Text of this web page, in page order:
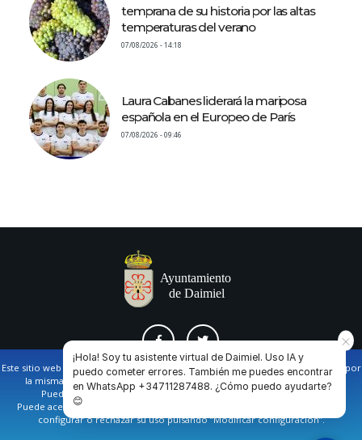
temprana de su historia por las altas
temperaturas del verano
07/08/2026 - 14:18
Laura Cabanes liderará la mariposa
española en el Europeo de París
07/08/2026 - 09:46
AVISO LEGAL Y POLÍTICA DE PRIVACIDAD COOKIES CONTACTO
Ayuntamiento de Daimiel. Casa Consistorial: Plaza de
Este sitio web utiliza cookies propias y de terceros para facilitar la navegación por
la misma y obtener datos estadísticos de la navegación de los usuarios.
Puede obtener más información en nuestrapolítica de cookies
Puede aceptar todas las cookies pulsando en el botón de “Aceptar”, o bien
configurar o rechazar su uso pulsando “Modificar configuración”.
¡Hola! Soy tu asistente virtual de Daimiel. Uso IA y
puedo cometer errores. También me puedes encontrar
en WhatsApp +34711287488. ¿Cómo puedo ayudarte?
😊